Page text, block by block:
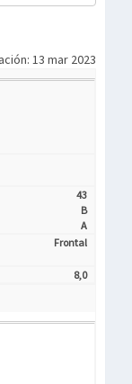
13 mar 2023
43
B
A
Frontal
8,0